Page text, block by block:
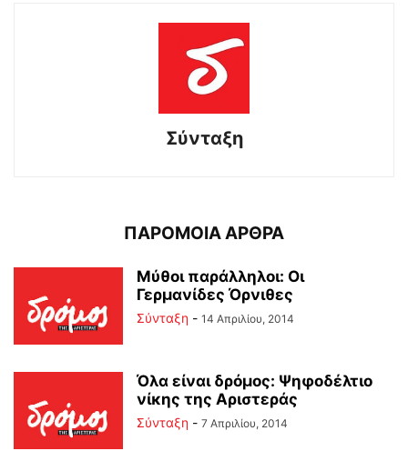
Σύνταξη
ΠΑΡΟΜΟΙΑ ΑΡΘΡΑ
Μύθοι παράλληλοι: Οι
Γερμανίδες Όρνιθες
Σύνταξη - 14 Απριλίου, 2014
Όλα είναι δρόμος: Ψηφοδέλτιο
νίκης της Αριστεράς
Σύνταξη - 7 Απριλίου, 2014